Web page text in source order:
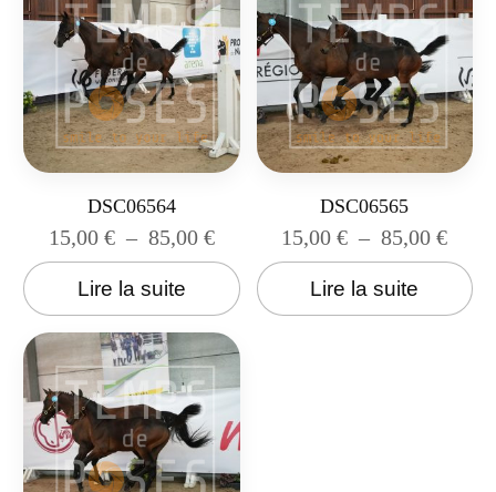
DSC06564
15,00 € – 85,00 €
Lire la suite
DSC06565
15,00€ – 85,00€
Lire la suite